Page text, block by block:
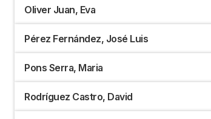
Oliver Juan, Eva
Pérez Fernández, José Luis
Pons Serra, Maria
Rodríguez Castro, David